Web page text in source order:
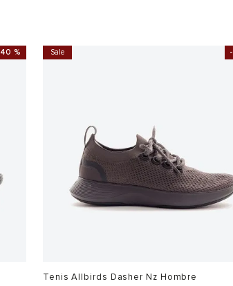
40 % Sale -
Tenis Allbirds Dasher Nz Hombre